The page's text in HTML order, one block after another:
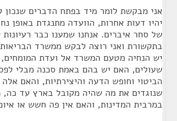
אני מבקשת לומר מיד בפתח הדברים
יהיו דעות אחרות, הוועדה מתנגדת באופן
של סחר איברים. אנחנו שמענו כבר רעיונות
בתקשורת ואני רוצה לבקש ממשרד
יש הנחיה מטעם המשרד אל ועדת המומחים,
שעולים, האם יש בהם באמת סכנה מבלי
הביטוי וחופש הדעה והיצירתיות, והאם
שנוגדים את מה שהיה מקובל בארץ עד
במרבית המדינות, והאם אין פה חשש או